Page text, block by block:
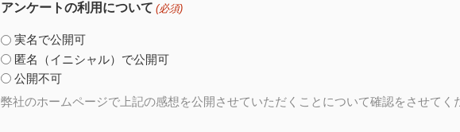
アンケートの利用について (必須)
実名で公開可
匿名（イニシャル）で公開可
公開不可
弊社のホームページで上記の感想を公開させていただくことについて確認をさせてく